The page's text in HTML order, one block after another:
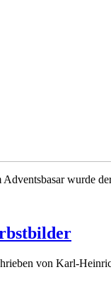
Adventsbasar wurde
von Karl-